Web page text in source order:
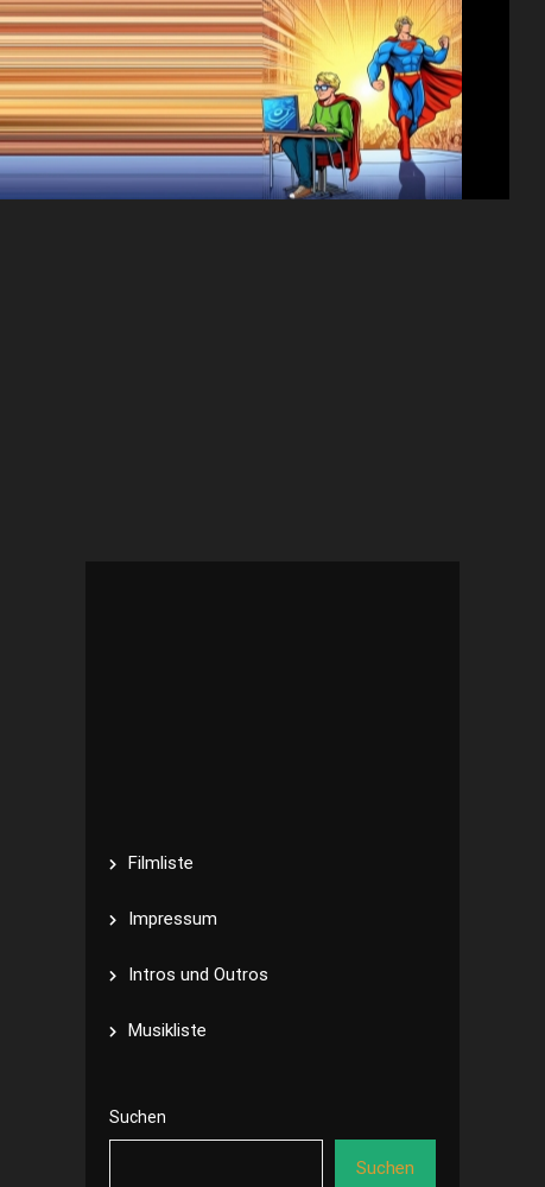
Filmliste
Impressum
Intros und Outros
Musikliste
Suchen
Suchen